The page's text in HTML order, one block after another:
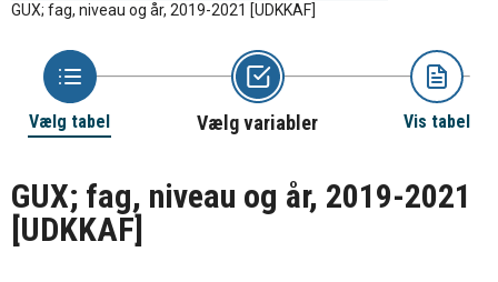
GUX; fag, niveau og år, 2019-2021 [UDKKAF]
Vælg tabel Vælg variabler Vis tabel
GUX; fag, niveau og år, 2019-2021
[UDKKAF]